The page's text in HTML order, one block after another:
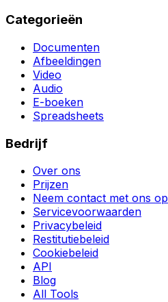
Categorieën
Documenten
Afbeeldingen
Video
Audio
E-boeken
Spreadsheets
Bedrijf
Over ons
Prijzen
Neem contact met ons op
Servicevoorwaarden
Privacybeleid
Restitutiebeleid
Cookiebeleid
API
Blog
All Tools